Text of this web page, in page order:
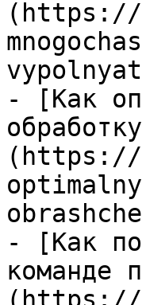
(https://
- [Как
(https://
- [Как
команде